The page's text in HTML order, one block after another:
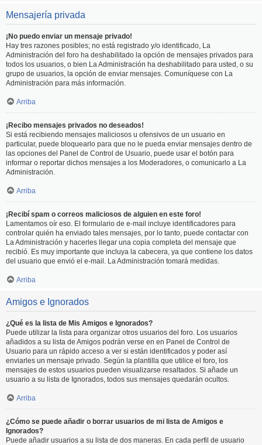
Mensajería privada
¡No puedo enviar un mensaje privado!
Hay tres razones posibles; no está registrado y/o identificado, La
Administración del foro ha deshabilitado la opción de mensajes privados para
todos los usuarios, o bien La Administración ha deshabilitado para usted, o su
grupo de usuarios, la opción de enviar mensajes. Comuníquese con La
Administración para más información.
Arriba
¡Recibo mensajes privados no deseados!
Si está recibiendo mensajes maliciosos u ofensivos de un usuario en
particular, puede bloquearlo para que no le pueda enviar mensajes dentro de
las opciones del Panel de Control de Usuario, puede usar el botón para
informar o reportar dichos mensajes a los Moderadores, o comunicarlo a La
Administración.
Arriba
¡Recibí spam o correos maliciosos de alguien en este foro!
Lamentamos oír eso. El formulario de e-mail incluye identificadores para
controlar quién ha enviado tales mensajes, por lo tanto, puede contactar con
La Administración y hacerles llegar una copia completa del mensaje que
recibió. Es muy importante que incluya la cabecera, ya que contiene los datos
del usuario que envió el e-mail. La Administración tomará medidas.
Arriba
Amigos e Ignorados
¿Qué es la lista de Mis Amigos e Ignorados?
Puede utilizar la lista para organizar otros usuarios del foro. Los usuarios
añadidos a su lista de Amigos podrán verse en en Panel de Control de
Usuario para un rápido acceso a ver si están identificados y poder así
enviarles un mensaje privado. Según la plantilla que utilice el foro, los
mensajes de estos usuarios pueden visualizarse resaltados. Si añade un
usuario a su lista de Ignorados, todos sus mensajes quedarán ocultos.
Arriba
¿Cómo se puede añadir o borrar usuarios de mi lista de Amigos e
Ignorados?
Puede añadir usuarios a su lista de dos maneras. En cada perfil de usuario